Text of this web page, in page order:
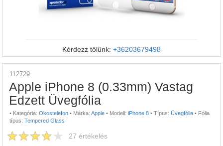
Kérdezz tőlünk: +36203679498
112729
Apple iPhone 8 (0.33mm) Vastag
Edzett Üvegfólia
• Kategória: Okostelefon • Márka: Apple • Modell: iPhone 8 • Típus: Üvegfólia • Fólia
típus: Tempered Glass
27 értékelés